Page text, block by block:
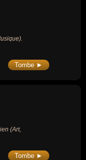
Tombe ►
(Art,
Tombe ►